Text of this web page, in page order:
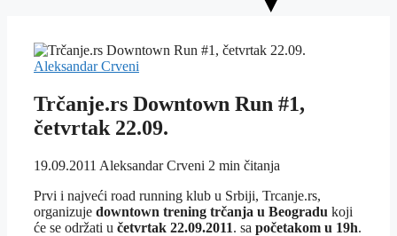
Aleksandar Crveni
Trčanje.rs Downtown Run #1,
četvrtak 22.09.
19.09.2011 Aleksandar Crveni 2 min čitanja
Prvi i najveći road running klub u Srbiji, Trcanje.rs,
organizuje downtown trening trčanja u Beogradu koji
će se održati u četvrtak 22.09.2011. sa početakom u 19h.